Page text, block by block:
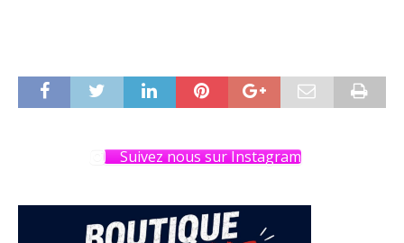
Suivez nous sur Instagram